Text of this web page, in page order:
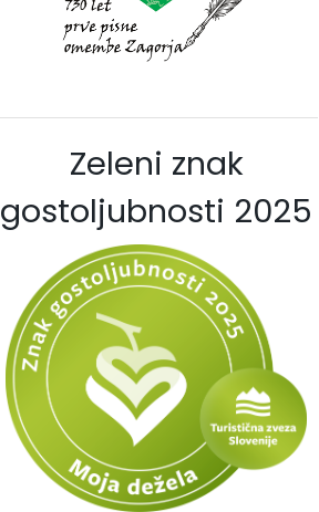
Zeleni znak
gostoljubnosti 2025